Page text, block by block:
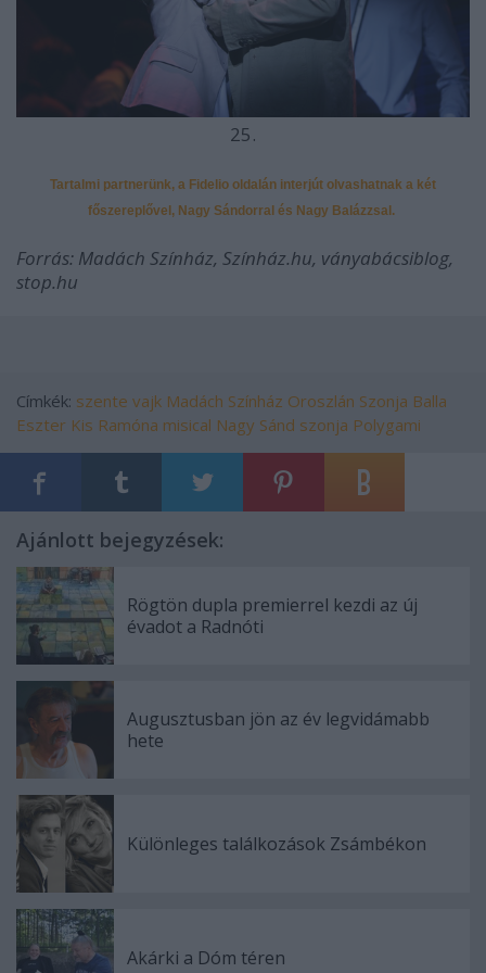
25.
Tartalmi partnerünk, a Fidelio oldalán interjút olvashatnak a két
főszereplővel, Nagy Sándorral és Nagy Balázzsal.
Forrás: Madách Színház, Színház.hu, ványabácsiblog,
stop.hu
Címkék: szente vajk Madách Színház Oroszlán Szonja Balla
Eszter Kis Ramóna misical Nagy Sánd szonja Polygami
Ajánlott bejegyzések:
Rögtön dupla premierrel kezdi az új
évadot a Radnóti
Augusztusban jön az év legvidámabb
hete
Különleges találkozások Zsámbékon
Akárki a Dóm téren